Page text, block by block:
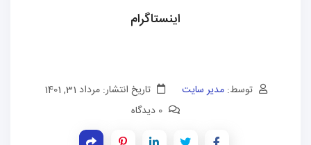
اینستاگرام
توسط:مدیر سایت
تاریخ انتشار: مرداد 31, 1401